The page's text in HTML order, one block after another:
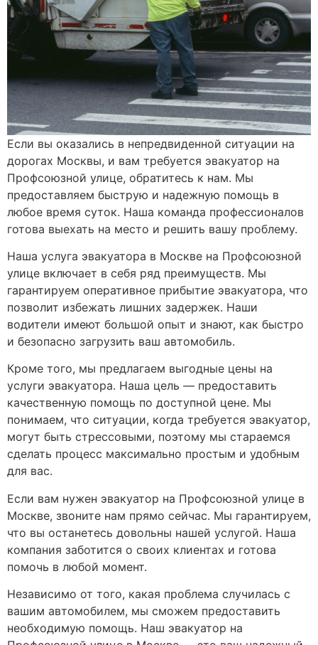
Если вы оказались в непредвиденной ситуации на
дорогах Москвы, и вам требуется эвакуатор на
Профсоюзной улице, обратитесь к нам. Мы
предоставляем быструю и надежную помощь в
любое время суток. Наша команда профессионалов
готова выехать на место и решить вашу проблему.
Наша услуга эвакуатора в Москве на Профсоюзной
улице включает в себя ряд преимуществ. Мы
гарантируем оперативное прибытие эвакуатора, что
позволит избежать лишних задержек. Наши
водители имеют большой опыт и знают, как быстро
и безопасно загрузить ваш автомобиль.
Кроме того, мы предлагаем выгодные цены на
услуги эвакуатора. Наша цель — предоставить
качественную помощь по доступной цене. Мы
понимаем, что ситуации, когда требуется эвакуатор,
могут быть стрессовыми, поэтому мы стараемся
сделать процесс максимально простым и удобным
для вас.
Если вам нужен эвакуатор на Профсоюзной улице в
Москве, звоните нам прямо сейчас. Мы гарантируем,
что вы останетесь довольны нашей услугой. Наша
компания заботится о своих клиентах и готова
помочь в любой момент.
Независимо от того, какая проблема случилась с
вашим автомобилем, мы сможем предоставить
необходимую помощь. Наш эвакуатор на